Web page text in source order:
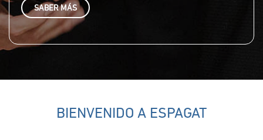
SABER MÁS
BIENVENIDO A ESPAGAT